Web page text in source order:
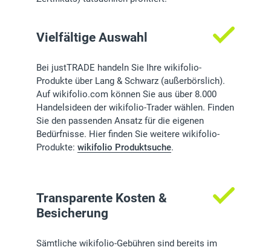
Vielfältige Auswahl
Bei justTRADE handeln Sie Ihre wikifolio-
Produkte über Lang & Schwarz (außerbörslich).
Auf wikifolio.com können Sie aus über 8.000
Handelsideen der wikifolio-Trader wählen. Finden
Sie den passenden Ansatz für die eigenen
Bedürfnisse. Hier finden Sie weitere wikifolio-
Produkte: wikifolio Produktsuche.
Transparente Kosten &
Besicherung
Sämtliche wikifolio-Gebühren sind bereits im